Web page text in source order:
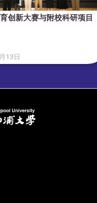
创新大赛与附校科研项目
13日